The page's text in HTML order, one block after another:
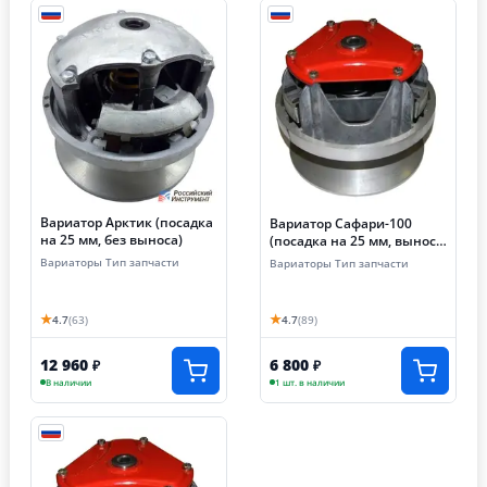
Вариатор Арктик (посадка
на 25 мм, без выноса)
Вариаторы Тип запчасти
★4.7(63)
12 960 ₽
В наличии
Вариатор Сафари-100
(посадка на 25 мм, вынос
30 мм)
Вариаторы Тип запчасти
★4.7(89)
6 800 ₽
1 шт. в наличии